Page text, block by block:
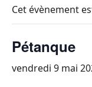
Cet évènement
Pétanque
vendredi 9 mai